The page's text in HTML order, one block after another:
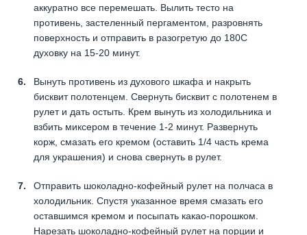
аккуратно все перемешать. Вылить тесто на
противень, застеленный пергаментом, разровнять
поверхность и отправить в разогретую до 180С
духовку на 15-20 минут.
Вынуть противень из духового шкафа и накрыть
бисквит полотенцем. Свернуть бисквит с полотенем в
рулет и дать остыть. Крем вынуть из холодильника и
взбить миксером в течение 1-2 минут. Развернуть
корж, смазать его кремом (оставить 1/4 часть крема
для украшения) и снова свернуть в рулет.
Отправить шоколадно-кофейный рулет на полчаса в
холодильник. Спустя указанное время смазать его
оставшимся кремом и посыпать какао-порошком.
Нарезать шоколадно-кофейный рулет на порции и